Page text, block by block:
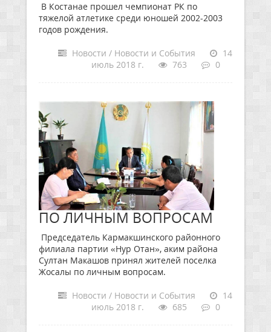
В Костанае прошел чемпионат РК по
тяжелой атлетике среди юношей 2002-2003
годов рождения.
Новости / Новости и События
14
июль 2018 г.
763 0
ПО ЛИЧНЫМ ВОПРОСАМ
Председатель Кармакшинского районного
филиала партии «Нур Отан», аким района
Султан Макашов принял жителей поселка
Жосалы по личным вопросам.
Новости / Новости и События
14
июль 2018 г.
685 0